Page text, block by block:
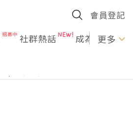
會員登記
社群熱話 成為U更多